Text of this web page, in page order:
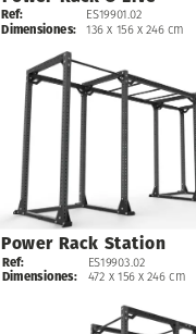
Ref:
Dimensiones:
ES19901.02
136 x 156 x 246 cm
Power Rack Station
Ref:
Dimensiones:
ES19903.02
472 x 156 x 246 cm